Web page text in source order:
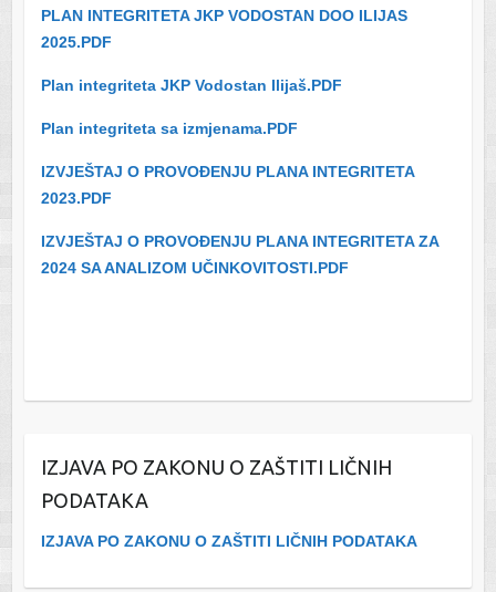
PLAN INTEGRITETA JKP VODOSTAN DOO ILIJAS
2025.PDF
Plan integriteta JKP Vodostan Ilijaš.PDF
Plan integriteta sa izmjenama.PDF
IZVJEŠTAJ O PROVOĐENJU PLANA INTEGRITETA
2023.PDF
IZVJEŠTAJ O PROVOĐENJU PLANA INTEGRITETA ZA
2024 SA ANALIZOM UČINKOVITOSTI.PDF
IZJAVA PO ZAKONU O ZAŠTITI LIČNIH
PODATAKA
IZJAVA PO ZAKONU O ZAŠTITI LIČNIH PODATAKA